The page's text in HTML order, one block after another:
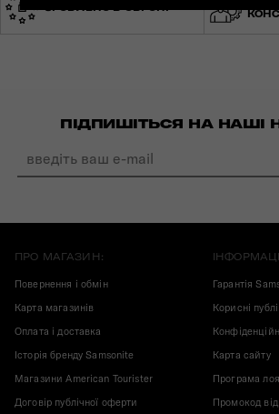
ЗРОБЛЕНО В ЄВРОПІ
ПІДПИШІТЬСЯ НА НАШІ
ПРО МАГАЗИН:
Повернення і обмін
Карта магазинів
Оплата і доставка
Історія бренду Samsonite
Магазини American Tourister
Договір публічної оферти
Гарантія
Корисні
Карта сайту
Програма
Промокод